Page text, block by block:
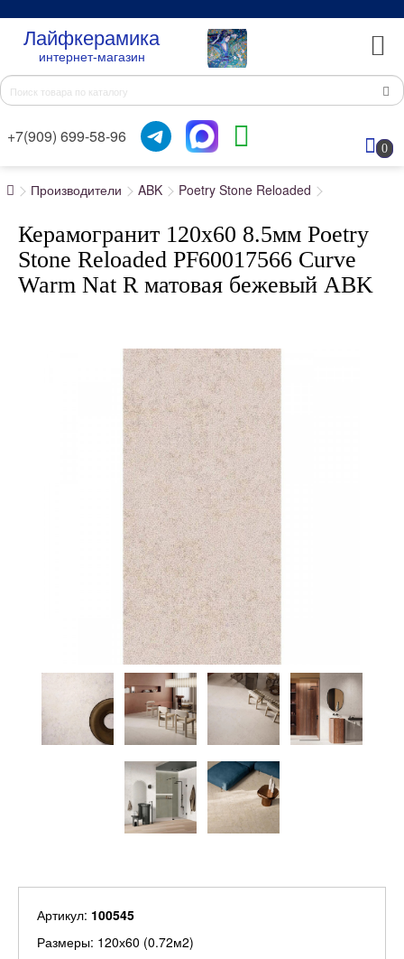
Лайфкерамика
интернет-магазин
+7(909) 699-58-96
0
Производители ABK Poetry Stone Reloaded
Керамогранит 120x60 8.5мм Poetry
Stone Reloaded PF60017566 Curve
Warm Nat R матовая бежевый ABK
Артикул: 100545
Размеры: 120х60 (0.72м2)